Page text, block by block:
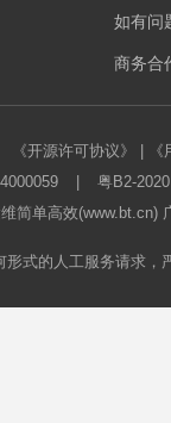
如有问
商务合
《开源许可协议》
粤B2-
维简单高效
式的人工服务请求，